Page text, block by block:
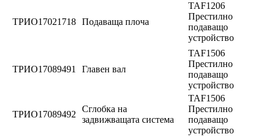
ТРИО17021718 Подаваща плоча
TAF1206
Престилно
подаващо
устройство
ТРИО17089491 Главен вал
TAF1506
Престилно
подаващо
устройство
ТРИО17089492
Сглобка на
задвижващата система
TAF1506
Престилно
подаващо
устройство